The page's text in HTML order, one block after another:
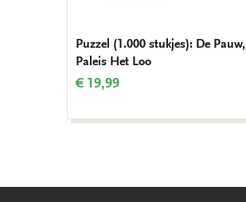
Puzzel (1.000 stukjes): De Pauw,
Paleis Het Loo
€ 19,99